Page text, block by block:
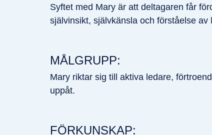
Syftet med Mary är att deltagaren får
självinsikt, självkänsla och förståelse av
MÅLGRUPP:
Mary riktar sig till aktiva ledare,
uppåt.
FÖRKUNSKAP: